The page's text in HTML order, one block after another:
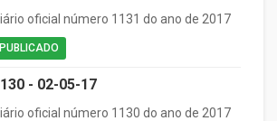
oficial número 1131 do ano de 2017
PUBLICADO
- 02-05-17
oficial número 1130 do ano de 2017